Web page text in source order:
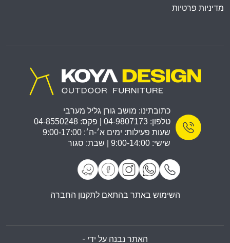
מדיניות פרטיות
כתובתינו: מושב גורן גליל מערבי
טלפון: 04-9807173 | פקס: 04-8550248
שעות פעילות: ימים א׳-ה׳: 9:00-17:00
שישי: 9:00-14:00 | שבת: סגור
השימוש באתר בהתאם לתקנון החברה
האתר נבנה על ידי -